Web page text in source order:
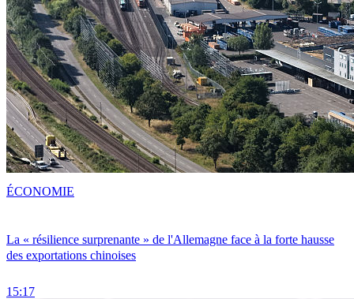
La « résilience surprenante » de l'Allemagne face à la forte hausse
des exportations chinoises
15:17
ÉCONOMIE